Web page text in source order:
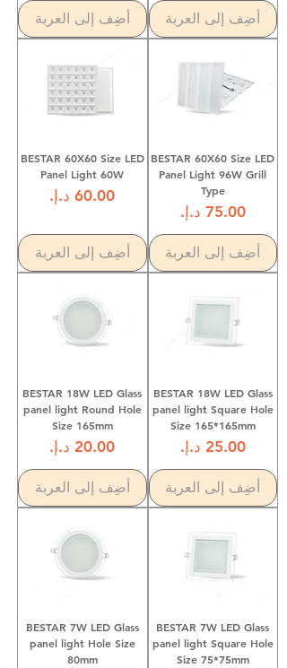
أضِف إلى العربة أضِف إلى العربة
BESTAR 60X60 Size LED
Panel Light 96W Grill
Type
السعر‏75.00 د.إ.‏
أضِف إلى العربة
BESTAR 60X60 Size LED
Panel Light 60W
السعر
أضِف إلى العربة
BESTAR 18W LED Glass
panel light Square Hole
Size 165*165mm
السعر‏25.00 د.إ.‏
أضِف إلى العربة
BESTAR 18W LED Glass
panel light Round Hole
Size 165mm
السعر
أضِف إلى العربة
BESTAR 7W LED Glass
panel light Square Hole
Size 75*75mm
BESTAR 7W LED Glass
panel light Hole Size
80mm